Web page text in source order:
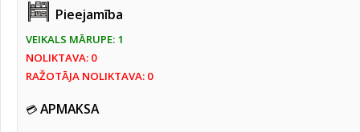
Seškanši / Torxi
Atslēgas(259)
Muciņas / Sprūdatslēgas
Knaibles un stangas
Pieejamība
VEIKALS MĀRUPE: 1
NOLIKTAVA: 0
RAŽOTĀJA NOLIKTAVA: 0
💳 APMAKSA